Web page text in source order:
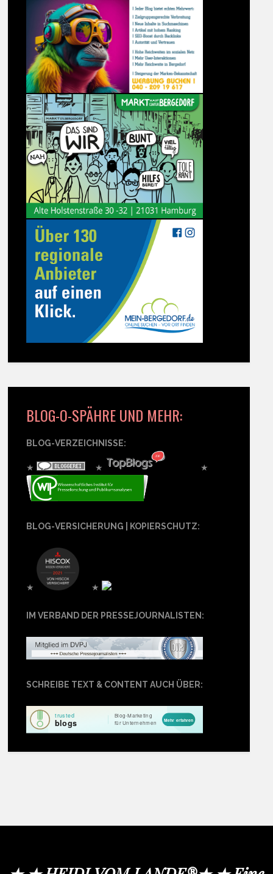
BLOG-O-SPÄHRE UND MEHR:
BLOG-VERZEICHNISSE:
★ ★ ★
BLOG-VERSICHERUNG | KOPIERSCHUTZ:
★ ★
IM VERBAND DER PRESSEJOURNALISTEN:
SCHREIBE TEXT & CONTENT AUCH ÜBER: